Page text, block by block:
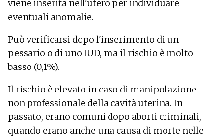
viene inserita nell'utero per individuare
eventuali anomalie.
Può verificarsi dopo l'inserimento di un
pessario o di uno IUD, ma il rischio è molto
basso (0,1%).
Il rischio è elevato in caso di manipolazione
non professionale della cavità uterina. In
passato, erano comuni dopo aborti criminali,
quando erano anche una causa di morte nelle